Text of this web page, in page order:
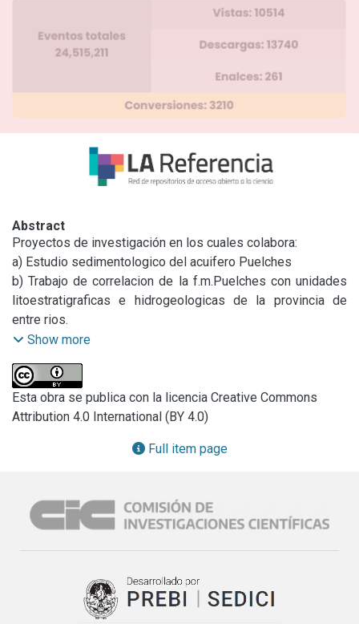
Abstract
Proyectos de investigación en los cuales colabora:
a) Estudio sedimentologico del acuifero Puelches
b) Trabajo de correlacion de la f.m.Puelches con unidades
litoestratigraficas e hidrogeologicas de la provincia de
entre rios.
c) Estudio hidrogeologico de la region periserrana de
Show more
Esta obra se publica con la licencia Creative Commons
Attribution 4.0 International (BY 4.0)
Full item page